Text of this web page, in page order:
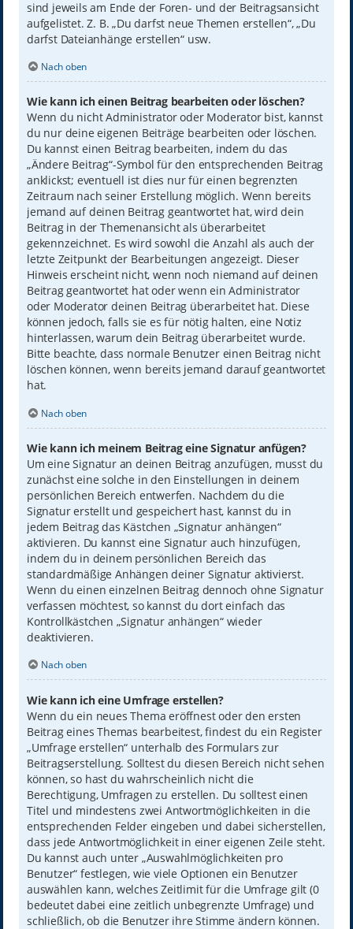
sind jeweils am Ende der Foren- und der Beitragsansicht
aufgelistet. Z. B. „Du darfst neue Themen erstellen“, „Du
darfst Dateianhänge erstellen“ usw.
Nach oben
Wie kann ich einen Beitrag bearbeiten oder löschen?
Wenn du nicht Administrator oder Moderator bist, kannst
du nur deine eigenen Beiträge bearbeiten oder löschen.
Du kannst einen Beitrag bearbeiten, indem du das
„Ändere Beitrag“-Symbol für den entsprechenden Beitrag
anklickst; eventuell ist dies nur für einen begrenzten
Zeitraum nach seiner Erstellung möglich. Wenn bereits
jemand auf deinen Beitrag geantwortet hat, wird dein
Beitrag in der Themenansicht als überarbeitet
gekennzeichnet. Es wird sowohl die Anzahl als auch der
letzte Zeitpunkt der Bearbeitungen angezeigt. Dieser
Hinweis erscheint nicht, wenn noch niemand auf deinen
Beitrag geantwortet hat oder wenn ein Administrator
oder Moderator deinen Beitrag überarbeitet hat. Diese
können jedoch, falls sie es für nötig halten, eine Notiz
hinterlassen, warum dein Beitrag überarbeitet wurde.
Bitte beachte, dass normale Benutzer einen Beitrag nicht
löschen können, wenn bereits jemand darauf geantwortet
hat.
Nach oben
Wie kann ich meinem Beitrag eine Signatur anfügen?
Um eine Signatur an deinen Beitrag anzufügen, musst du
zunächst eine solche in den Einstellungen in deinem
persönlichen Bereich entwerfen. Nachdem du die
Signatur erstellt und gespeichert hast, kannst du in
jedem Beitrag das Kästchen „Signatur anhängen“
aktivieren. Du kannst eine Signatur auch hinzufügen,
indem du in deinem persönlichen Bereich das
standardmäßige Anhängen deiner Signatur aktivierst.
Wenn du einen einzelnen Beitrag dennoch ohne Signatur
verfassen möchtest, so kannst du dort einfach das
Kontrollkästchen „Signatur anhängen“ wieder
deaktivieren.
Nach oben
Wie kann ich eine Umfrage erstellen?
Wenn du ein neues Thema eröffnest oder den ersten
Beitrag eines Themas bearbeitest, findest du ein Register
„Umfrage erstellen“ unterhalb des Formulars zur
Beitragserstellung. Solltest du diesen Bereich nicht sehen
können, so hast du wahrscheinlich nicht die
Berechtigung, Umfragen zu erstellen. Du solltest einen
Titel und mindestens zwei Antwortmöglichkeiten in die
entsprechenden Felder eingeben und dabei sicherstellen,
dass jede Antwortmöglichkeit in einer eigenen Zeile steht.
Du kannst auch unter „Auswahlmöglichkeiten pro
Benutzer“ festlegen, wie viele Optionen ein Benutzer
auswählen kann, welches Zeitlimit für die Umfrage gilt (0
bedeutet dabei eine zeitlich unbegrenzte Umfrage) und
schließlich, ob die Benutzer ihre Stimme ändern können.